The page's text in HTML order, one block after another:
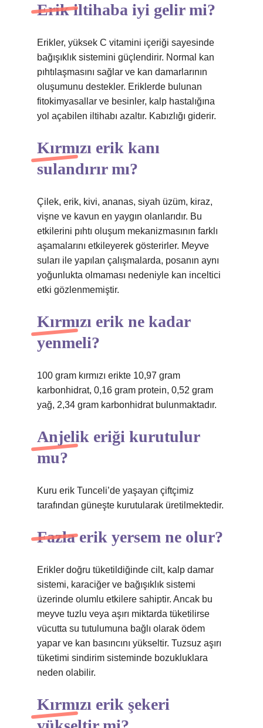
Erik iltihaba iyi gelir mi?
Erikler, yüksek C vitamini içeriği sayesinde
bağışıklık sistemini güçlendirir. Normal kan
pıhtılaşmasını sağlar ve kan damarlarının
oluşumunu destekler. Eriklerde bulunan
fitokimyasallar ve besinler, kalp hastalığına
yol açabilen iltihabı azaltır. Kabızlığı giderir.
Kırmızı erik kanı
sulandırır mı?
Çilek, erik, kivi, ananas, siyah üzüm, kiraz,
vişne ve kavun en yaygın olanlarıdır. Bu
etkilerini pıhtı oluşum mekanizmasının farklı
aşamalarını etkileyerek gösterirler. Meyve
suları ile yapılan çalışmalarda, posanın aynı
yoğunlukta olmaması nedeniyle kan inceltici
etki gözlenmemiştir.
Kırmızı erik ne kadar
yenmeli?
100 gram kırmızı erikte 10,97 gram
karbonhidrat, 0,16 gram protein, 0,52 gram
yağ, 2,34 gram karbonhidrat bulunmaktadır.
Anjelik eriği kurutulur
mu?
Kuru erik Tunceli’de yaşayan çiftçimiz
tarafından güneşte kurutularak üretilmektedir.
Fazla erik yersem ne olur?
Erikler doğru tüketildiğinde cilt, kalp damar
sistemi, karaciğer ve bağışıklık sistemi
üzerinde olumlu etkilere sahiptir. Ancak bu
meyve tuzlu veya aşırı miktarda tüketilirse
vücutta su tutulumuna bağlı olarak ödem
yapar ve kan basıncını yükseltir. Tuzsuz aşırı
tüketimi sindirim sisteminde bozukluklara
neden olabilir.
Kırmızı erik şekeri